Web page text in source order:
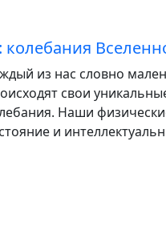
из нас словно
свои
Наши
и